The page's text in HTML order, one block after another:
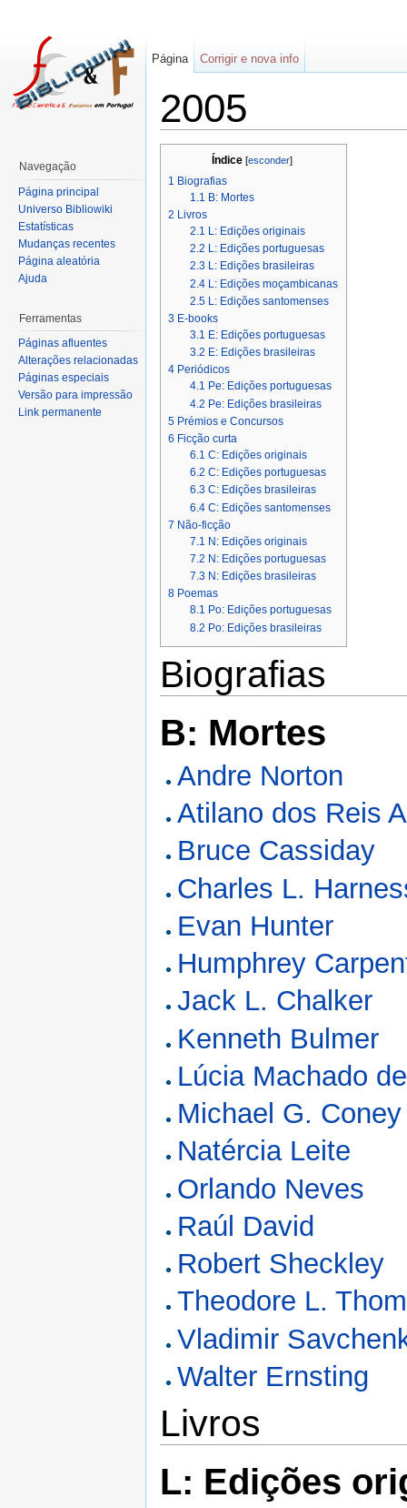
2005
Índice [esconder]
1 Biografias
1.1 B: Mortes
2 Livros
2.1 L: Edições originais
2.2 L: Edições portuguesas
2.3 L: Edições brasileiras
2.4 L: Edições moçambicanas
2.5 L: Edições santomenses
3 E-books
3.1 E: Edições portuguesas
3.2 E: Edições brasileiras
4 Periódicos
4.1 Pe: Edições portuguesas
4.2 Pe: Edições brasileiras
5 Prémios e Concursos
6 Ficção curta
6.1 C: Edições originais
6.2 C: Edições portuguesas
6.3 C: Edições brasileiras
6.4 C: Edições santomenses
7 Não-ficção
7.1 N: Edições originais
7.2 N: Edições portuguesas
7.3 N: Edições brasileiras
8 Poemas
8.1 Po: Edições portuguesas
8.2 Po: Edições brasileiras
Biografias
B: Mortes
Andre Norton
Atilano dos Reis
Bruce Cassiday
Charles L.
Evan Hunter
Humphrey
Jack L. Chalker
Kenneth Bulmer
Lúcia Machado
Michael G. Coney
Natércia Leite
Orlando Neves
Raúl David
Robert Sheckley
Theodore L.
Vladimir
Walter Ernsting
Livros
L: Edições
Página Corrigir e nova info
Navegação
Página principal
Universo Bibliowiki
Estatísticas
Mudanças recentes
Página aleatória
Ajuda
Ferramentas
Páginas afluentes
Alterações relacionadas
Páginas especiais
Versão para impressão
Link permanente